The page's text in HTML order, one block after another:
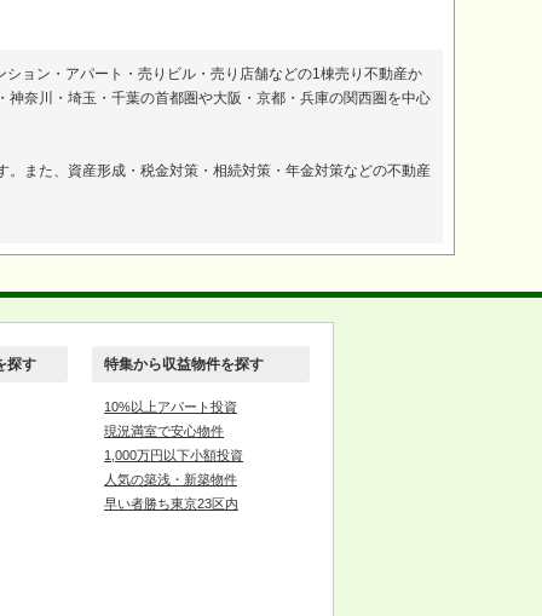
ョン・アパート・売りビル・売り店舗などの1棟売り不動産か
奈川・埼玉・千葉の首都圏や大阪・京都・兵庫の関西圏を中心
また、資産形成・税金対策・相続対策・年金対策などの不動産
探す 特集から収益物件を探す
10%以上アパート投資
現況満室で安心物件
1,000万円以下小額投資
人気の築浅・新築物件
早い者勝ち東京23区内